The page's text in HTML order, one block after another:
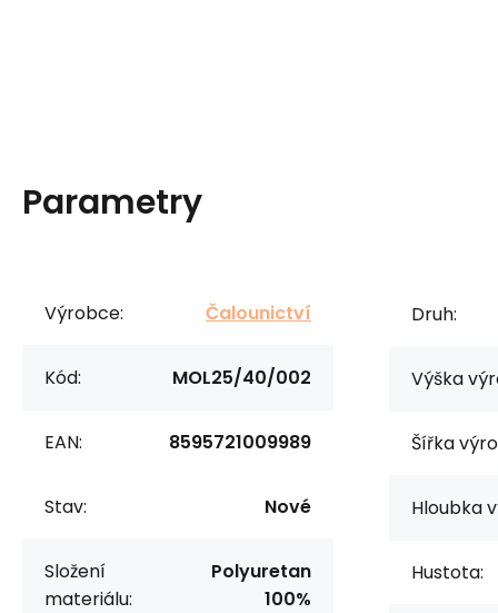
Parametry
Výrobce: Čalounictví
Kód: MOL25/40/002
EAN: 8595721009989
Stav: Nové
Složení
materiálu:
Polyuretan
100%
Druh:
Výška
Šířka
Hloubka
Hustota: